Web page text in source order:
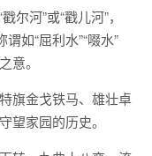
尔河”或“戳儿河”，
如“屈利水”“啜水”
意。
旗金戈铁马、雄壮卓
望家园的历史。